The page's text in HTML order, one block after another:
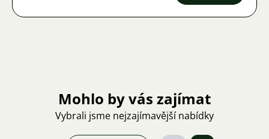
Mohlo by vás zajímat
Vybrali jsme nejzajímavější nabídky